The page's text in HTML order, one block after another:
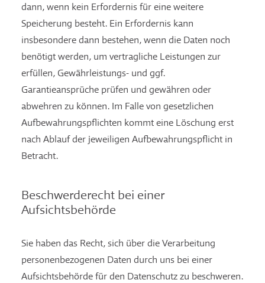
dann, wenn kein Erfordernis für eine weitere
Speicherung besteht. Ein Erfordernis kann
insbesondere dann bestehen, wenn die Daten noch
benötigt werden, um vertragliche Leistungen zur
erfüllen, Gewährleistungs- und ggf.
Garantieansprüche prüfen und gewähren oder
abwehren zu können. Im Falle von gesetzlichen
Aufbewahrungspflichten kommt eine Löschung erst
nach Ablauf der jeweiligen Aufbewahrungspflicht in
Betracht.
Beschwerderecht bei einer
Aufsichtsbehörde
Sie haben das Recht, sich über die Verarbeitung
personenbezogenen Daten durch uns bei einer
Aufsichtsbehörde für den Datenschutz zu beschweren.